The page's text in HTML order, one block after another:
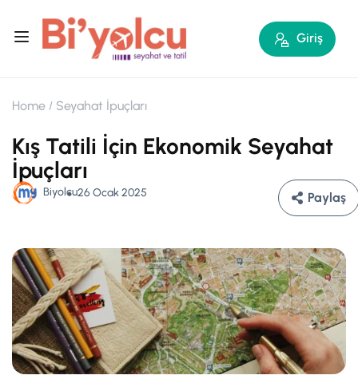
Giriş
Home Seyahat İpuçları
Kış Tatili İçin Ekonomik Seyahat
İpuçları
Biyolcu26 Ocak 2025 Paylaş